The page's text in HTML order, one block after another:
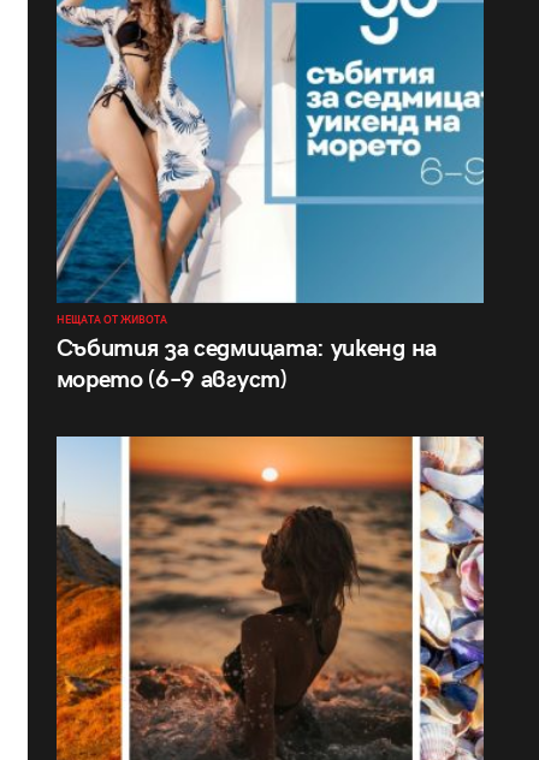
НЕЩАТА ОТ ЖИВОТА
Събития за седмицата: уикенд на
морето (6–9 август)